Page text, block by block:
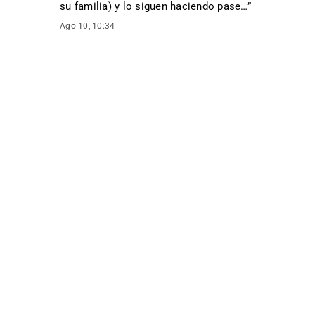
su familia) y lo siguen haciendo pase…”
Ago 10, 10:34